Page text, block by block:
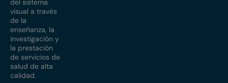
del sistema
visual a través
de la
enseñanza, la
investigación y
la prestación
de servicios de
salud de alta
calidad.